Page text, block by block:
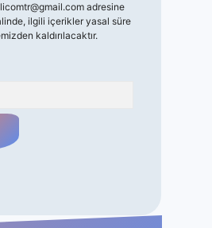
adresine
ilgili içerikler yasal süre
kaldırılacaktır.